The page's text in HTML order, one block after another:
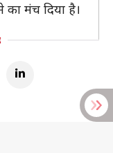
मंच दिया है।